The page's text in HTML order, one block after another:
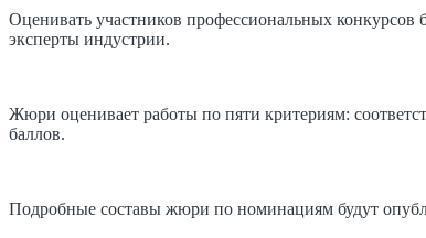
Оценивать участников профессиональных
эксперты индустрии.
Жюри оценивает работы по пяти критериям:
баллов.
Подробные составы жюри по номинациям будут